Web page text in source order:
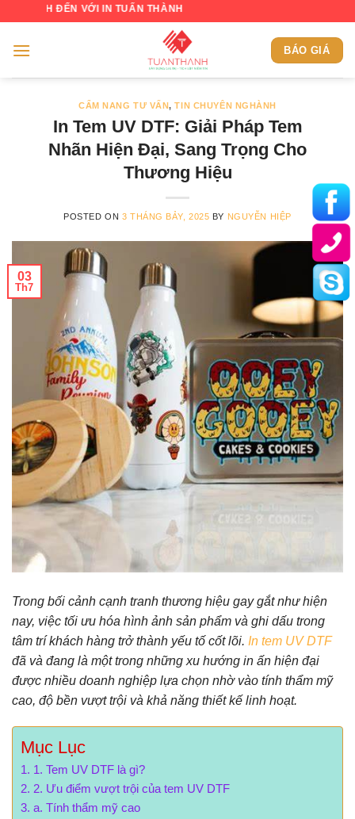
content
VỚI IN TUẤN THÀNH
BÁO GIÁ
CẨM NANG TƯ VẤN,TIN CHUYÊN NGHÀNH
In Tem UV DTF: Giải Pháp Tem
Nhãn Hiện Đại, Sang Trọng Cho
Thương Hiệu
POSTED ON 3 THÁNG BẢY, 2025 BY NGUYỄN HIỆP
03
Th7
Trong bối cảnh cạnh tranh thương hiệu gay gắt như hiện
nay, việc tối ưu hóa hình ảnh sản phẩm và ghi dấu trong
tâm trí khách hàng trở thành yếu tố cốt lõi. In tem UV DTF
đã và đang là một trong những xu hướng in ấn hiện đại
được nhiều doanh nghiệp lựa chọn nhờ vào tính thẩm mỹ
cao, độ bền vượt trội và khả năng thiết kế linh hoạt.
Mục Lục
1. Tem UV DTF là gì?
2. Ưu điểm vượt trội của tem UV DTF
a. Tính thẩm mỹ cao